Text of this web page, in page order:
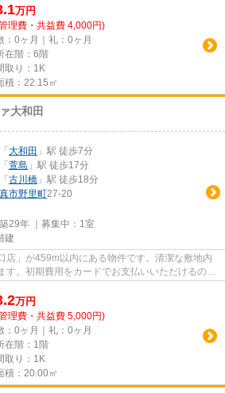
万円
理費・共益費 4,000円)
：0ヶ月｜礼：0ヶ月
在階：6階
取り：1K
積：22.15㎡
大和田
「 大和田 」駅 徒歩7分
「 萱島 」駅 徒歩17分
「 古川橋 」駅 徒歩18分
市野里町27-20
29年 ｜募集中： 1室
建
店」が459m以内にある物件です。清潔な敷地内
す。初期費用をカードでお支払いいただけるの
...
万円
理費・共益費 5,000円)
：0ヶ月｜礼：0ヶ月
在階：1階
取り：1K
積：20.00㎡